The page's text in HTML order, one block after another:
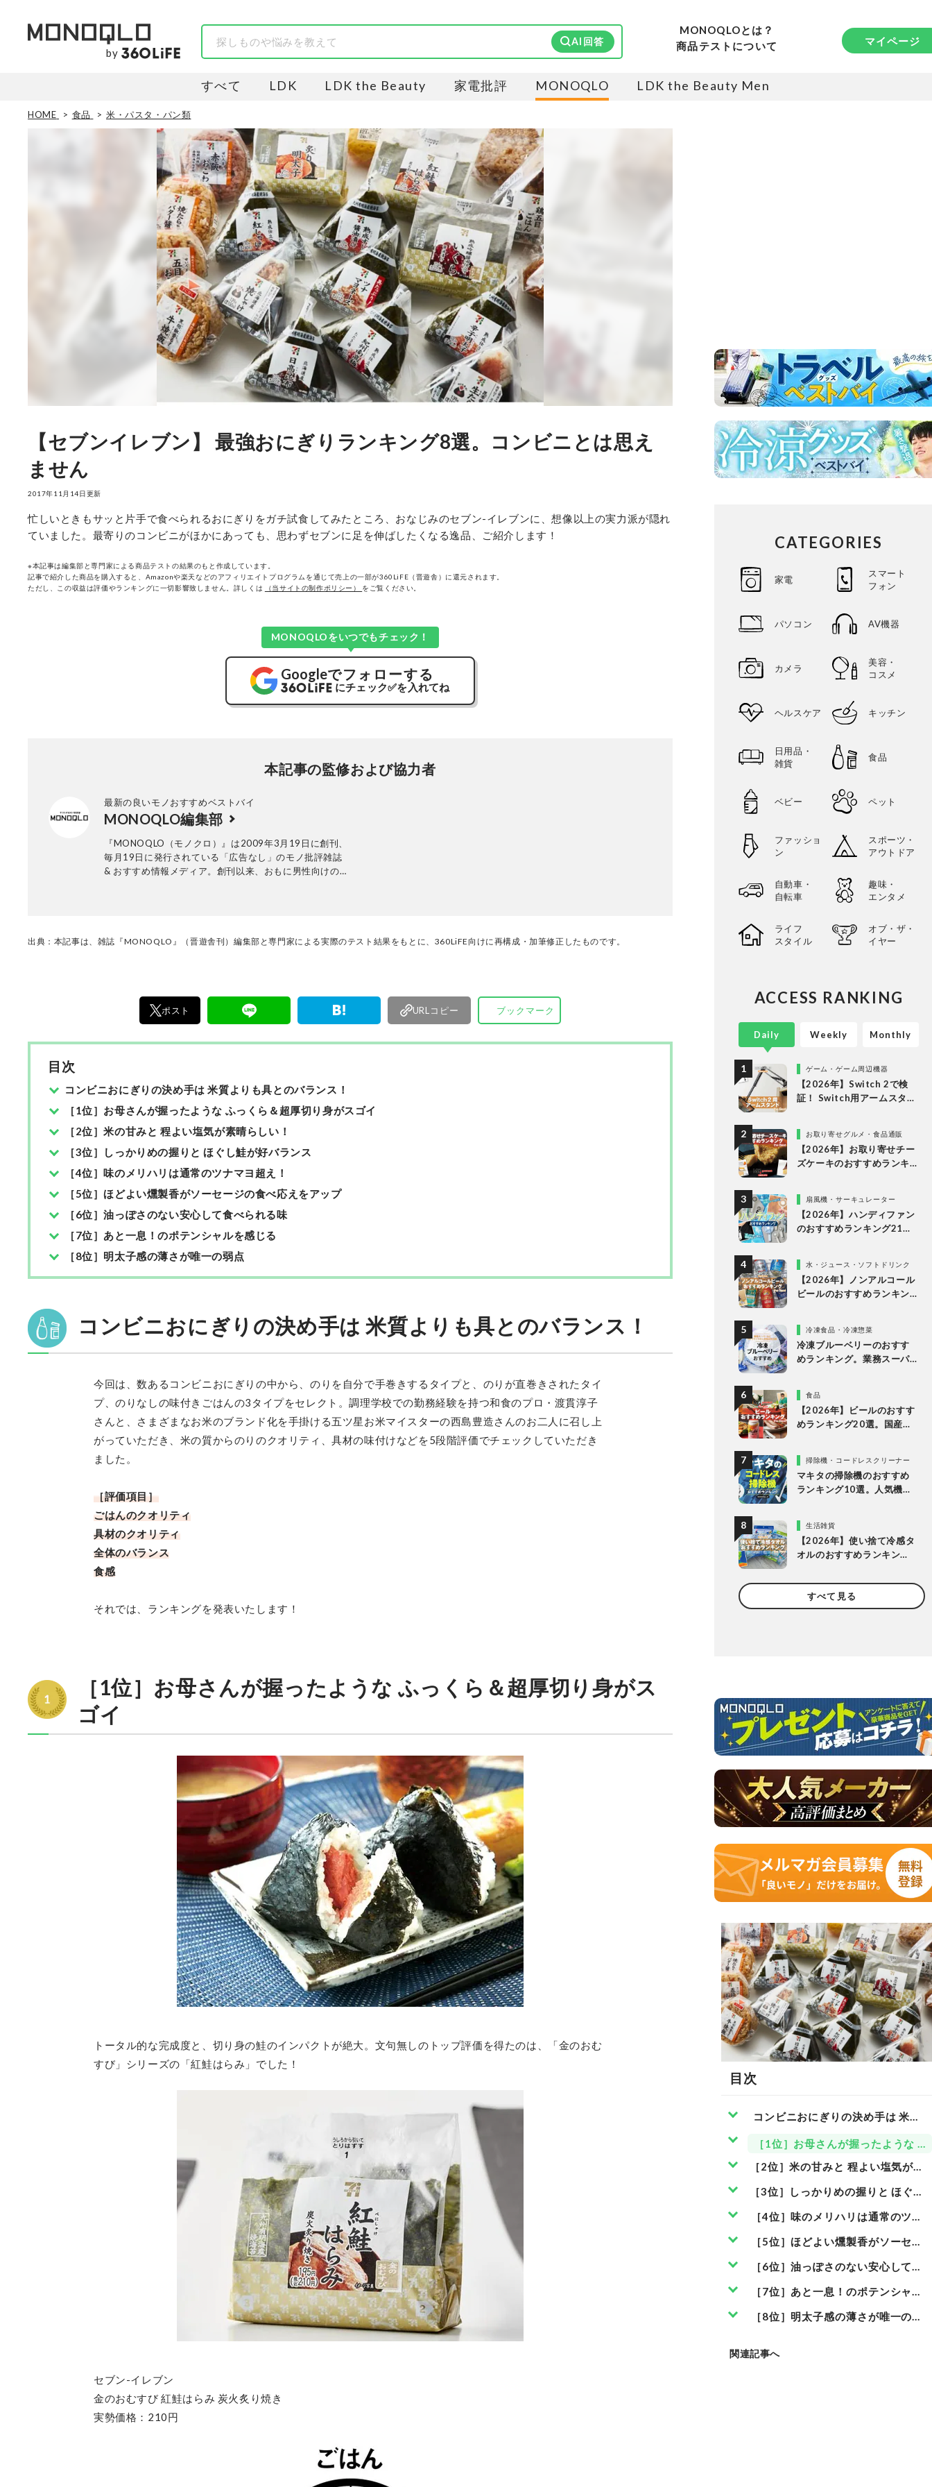
by
AI回答
MONOQLOとは？
商品テストについて
マイページ
すべて LDK LDK the Beauty 家電批評 MONOQLO LDK the Beauty Men
HOME 食品 米・パスタ・パン類
【セブンイレブン】 最強おにぎりランキング8選。コンビニとは思え
ません
2017年11月14日更新
忙しいときもサッと片手で食べられるおにぎりをガチ試食してみたところ、おなじみのセブン-イレブンに、想像以上の実力派が隠れ
ていました。最寄りのコンビニがほかにあっても、思わずセブンに足を伸ばしたくなる逸品、ご紹介します！
※本記事は編集部と専門家による商品テストの結果のもと作成しています。
記事で紹介した商品を購入すると、Amazonや楽天などのアフィリエイトプログラムを通じて売上の一部が360LiFE（晋遊舎）に還元されます。
ただし、この収益は評価やランキングに一切影響致しません。詳しくは
（当サイトの制作ポリシー） をご覧ください。
MONOQLOをいつでもチェック！
Googleでフォローする
にチェック✅を入れてね
本記事の監修および協力者
最新の良いモノおすすめベストバイ
MONOQLO編集部
『MONOQLO（モノクロ）』は2009年3月19日に創刊、
毎月19日に発行されている「広告なし」のモノ批評雑誌
& おすすめ情報メディア。創刊以来、おもに男性向けの生
11名以上の編集体制で日々の検証・記事制作を行ってい
出典：本記事は、雑誌『MONOQLO』（晋遊舎刊）編集部と専門家による実際のテスト結果をもとに、360LiFE向けに再構成・加筆修正したものです。
ポスト URLコピー ブックマーク
目次
コンビニおにぎりの決め手は 米質よりも具とのバランス！
［1位］お母さんが握ったような ふっくら＆超厚切り身がスゴイ
［2位］米の甘みと 程よい塩気が素晴らしい！
［3位］しっかりめの握りと ほぐし鮭が好バランス
［4位］味のメリハリは通常のツナマヨ超え！
［5位］ほどよい燻製香がソーセージの食べ応えをアップ
［6位］油っぽさのない安心して食べられる味
［7位］あと一息！のポテンシャルを感じる
［8位］明太子感の薄さが唯一の弱点
コンビニおにぎりの決め手は 米質よりも具とのバランス！
今回は、数あるコンビニおにぎりの中から、のりを自分で手巻きするタイプと、のりが直巻きされたタイ
プ、のりなしの味付きごはんの3タイプをセレクト。調理学校での勤務経験を持つ和食のプロ・渡貫淳子
さんと、さまざまなお米のブランド化を手掛ける五ツ星お米マイスターの西島豊造さんのお二人に召し上
がっていただき、米の質からのりのクオリティ、具材の味付けなどを5段階評価でチェックしていただき
ました。
［評価項目］
ごはんのクオリティ
具材のクオリティ
全体のバランス
食感
それでは、ランキングを発表いたします！
［1位］お母さんが握ったような ふっくら＆超厚切り身がス
ゴイ
トータル的な完成度と、切り身の鮭のインパクトが絶大。文句無しのトップ評価を得たのは、「金のおむ
すび」シリーズの「紅鮭はらみ」でした！
セブン-イレブン
金のおむすび 紅鮭はらみ 炭火炙り焼き
実勢価格：210円
CATEGORIES
家電
スマート
フォン
パソコン AV機器
カメラ
美容・
コスメ
ヘルスケア キッチン
日用品・
雑貨
食品
ベビー ペット
ファッショ
ン
スポーツ・
アウトドア
自動車・
自転車
趣味・
エンタメ
ライフ
スタイル
オブ・ザ・
イヤー
ACCESS RANKING
Daily
ゲーム・ゲーム周辺機器
【2026年】Switch 2で検
証！ Switch用アームスタン
お取り寄せグルメ・食品通販
【2026年】お取り寄せチー
ズケーキのおすすめランキ
扇風機・サーキュレーター
【2026年】ハンディファン
のおすすめランキング21
比較水・ジュース・ソフトドリンク
【2026年】ノンアルコール
ビールのおすすめランキン
冷凍食品・冷凍惣菜
冷凍ブルーベリーのおすす
めランキング。業務スーパ
食品
【2026年】ビールのおすす
めランキング20選。国産の
掃除機・コードレスクリーナー
マキタの掃除機のおすすめ
ランキング10選。人気機種
生活雑貨
【2026年】使い捨て冷感タ
オルのおすすめランキン
徹底比較
すべて見る
Weekly Monthly
目次
コンビニおにぎりの決め手は 米質
［1位］お母さんが握ったような
［2位］米の甘みと 程よい塩気が素
［3位］しっかりめの握りと ほぐし
［4位］味のメリハリは通常のツナ
［5位］ほどよい燻製香がソーセー
［6位］油っぽさのない安心して食
［7位］あと一息！のポテンシャル
［8位］明太子感の薄さが唯一の弱
関連記事へ